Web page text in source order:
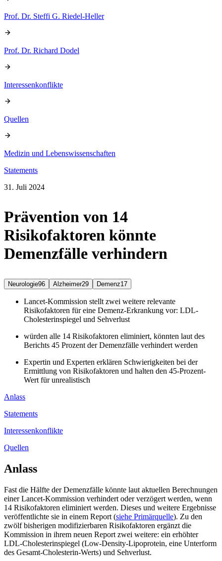
Prof. Dr. Steffi G. Riedel-Heller
Prof. Dr. Richard Dodel
Interessenkonflikte
Quellen
Medizin und Lebenswissenschaften
Statements
31. Juli 2024
Prävention von 14
Risikofaktoren könnte
Demenzfälle verhindern
Neurologie96 Alzheimer29 Demenz17
Lancet-Kommission stellt zwei weitere relevante
Risikofaktoren für eine Demenz-Erkrankung vor: LDL-
Cholesterinspiegel und Sehverlust
würden alle 14 Risikofaktoren eliminiert, könnten laut des
Berichts 45 Prozent der Demenzfälle verhindert werden
Expertin und Experten erklären Schwierigkeiten bei der
Ermittlung von Risikofaktoren und halten den 45-Prozent-
Wert für unrealistisch
Anlass
Statements
Interessenkonflikte
Quellen
Anlass
Fast die Hälfte der Demenzfälle könnte laut aktuellen Berechnungen
einer Lancet-Kommission verhindert oder verzögert werden, wenn
14 Risikofaktoren eliminiert werden. Dieses und weitere Ergebnisse
veröffentlichte sie in einem Report (siehe Primärquelle). Zu den
zwölf bisherigen modifizierbaren Risikofaktoren ergänzt die
Kommission in ihrem neuen Report zwei weitere: ein erhöhter
LDL-Cholesterinspiegel (Low-Density-Lipoprotein, eine Unterform
des Gesamt-Cholesterin-Werts) und Sehverlust.